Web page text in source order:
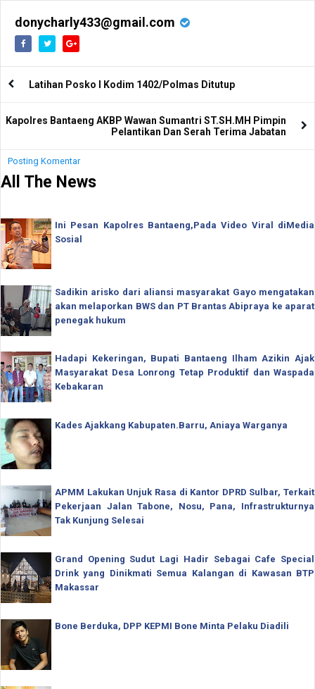
donycharly433@gmail.com
Latihan Posko I Kodim 1402/Polmas Ditutup
Kapolres Bantaeng AKBP Wawan Sumantri ST.SH.MH Pimpin
Pelantikan Dan Serah Terima Jabatan
Posting Komentar
All The News
Ini Pesan Kapolres Bantaeng,Pada Video Viral diMedia
Sosial
Sadikin arisko dari aliansi masyarakat Gayo mengatakan
akan melaporkan BWS dan PT Brantas Abipraya ke aparat
penegak hukum
Hadapi Kekeringan, Bupati Bantaeng Ilham Azikin Ajak
Masyarakat Desa Lonrong Tetap Produktif dan Waspada
Kebakaran
Kades Ajakkang Kabupaten.Barru, Aniaya Warganya
APMM Lakukan Unjuk Rasa di Kantor DPRD Sulbar, Terkait
Pekerjaan Jalan Tabone, Nosu, Pana, Infrastrukturnya
Tak Kunjung Selesai
Grand Opening Sudut Lagi Hadir Sebagai Cafe Special
Drink yang Dinikmati Semua Kalangan di Kawasan BTP
Makassar
Bone Berduka, DPP KEPMI Bone Minta Pelaku Diadili